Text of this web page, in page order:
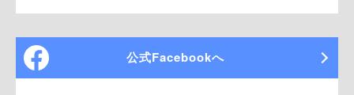
公式Facebookへ